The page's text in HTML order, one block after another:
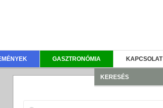
GASZTRONÓMIA KAPCSOLAT
KERESÉS